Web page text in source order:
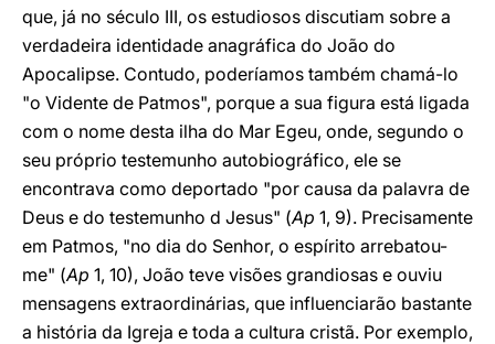
que, já no século III, os estudiosos discutiam sobre a
verdadeira identidade anagráfica do João do
Apocalipse. Contudo, poderíamos também chamá-lo
"o Vidente de Patmos", porque a sua figura está ligada
com o nome desta ilha do Mar Egeu, onde, segundo o
seu próprio testemunho autobiográfico, ele se
encontrava como deportado "por causa da palavra de
Deus e do testemunho d Jesus" (Ap 1, 9). Precisamente
em Patmos, "no dia do Senhor, o espírito arrebatou-
me" (Ap 1, 10), João teve visões grandiosas e ouviu
mensagens extraordinárias, que influenciarão bastante
a história da Igreja e toda a cultura cristã. Por exemplo,